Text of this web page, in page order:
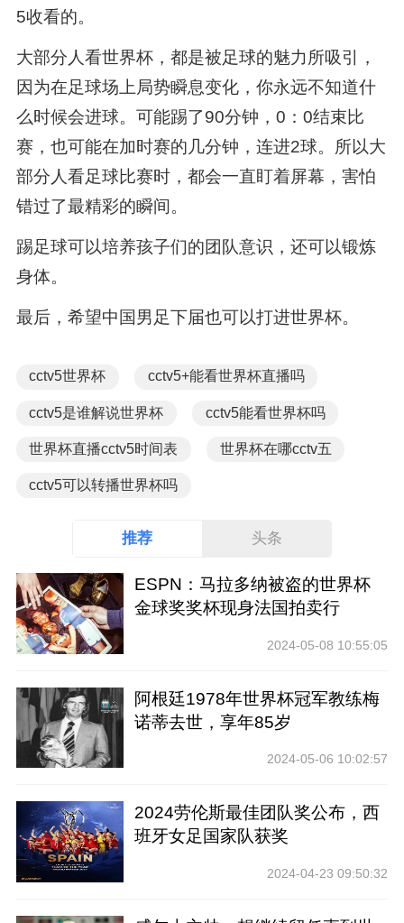
5收看的。
大部分人看世界杯，都是被足球的魅力所吸引，
因为在足球场上局势瞬息变化，你永远不知道什
么时候会进球。可能踢了90分钟，0：0结束比
赛，也可能在加时赛的几分钟，连进2球。所以大
部分人看足球比赛时，都会一直盯着屏幕，害怕
错过了最精彩的瞬间。
踢足球可以培养孩子们的团队意识，还可以锻炼
身体。
最后，希望中国男足下届也可以打进世界杯。
cctv5世界杯 cctv5+能看世界杯直播吗
cctv5是谁解说世界杯 cctv5能看世界杯吗
世界杯直播cctv5时间表 世界杯在哪cctv五
cctv5可以转播世界杯吗
推荐 头条
ESPN：马拉多纳被盗的世界杯
金球奖奖杯现身法国拍卖行
2024-05-08 10:55:05
阿根廷1978年世界杯冠军教练梅
诺蒂去世，享年85岁
2024-05-06 10:02:57
2024劳伦斯最佳团队奖公布，西
班牙女足国家队获奖
2024-04-23 09:50:32